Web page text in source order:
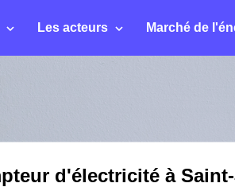
Les acteurs Marché de